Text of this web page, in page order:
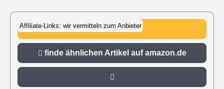
Affiliate-Links: wir vermitteln zum Anbieter
zu amazon.de
finde ähnlichen Artikel auf amazon.de